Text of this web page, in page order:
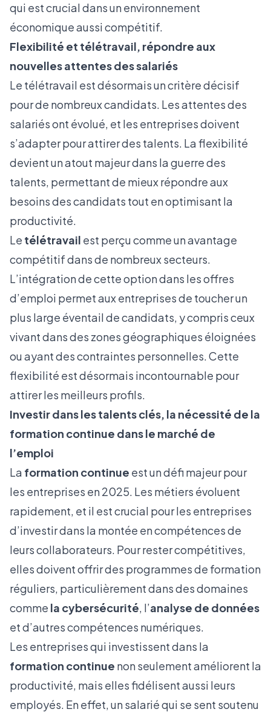
qui est crucial dans un environnement
économique aussi compétitif.
Flexibilité et télétravail, répondre aux
nouvelles attentes des salariés
Le télétravail est désormais un critère décisif
pour de nombreux candidats. Les attentes des
salariés ont évolué, et les entreprises doivent
s’adapter pour attirer des talents. La flexibilité
devient un atout majeur dans la guerre des
talents, permettant de mieux répondre aux
besoins des candidats tout en optimisant la
productivité.
Le télétravail est perçu comme un avantage
compétitif dans de nombreux secteurs.
L’intégration de cette option dans les offres
d’emploi permet aux entreprises de toucher un
plus large éventail de candidats, y compris ceux
vivant dans des zones géographiques éloignées
ou ayant des contraintes personnelles. Cette
flexibilité est désormais incontournable pour
attirer les meilleurs profils.
Investir dans les talents clés, la nécessité de la
formation continue dans le marché de
l’emploi
La formation continue est un défi majeur pour
les entreprises en 2025. Les métiers évoluent
rapidement, et il est crucial pour les entreprises
d’investir dans la montée en compétences de
leurs collaborateurs. Pour rester compétitives,
elles doivent offrir des programmes de formation
réguliers, particulièrement dans des domaines
comme la cybersécurité, l’analyse de données
et d’autres compétences numériques.
Les entreprises qui investissent dans la
formation continue non seulement améliorent la
productivité, mais elles fidélisent aussi leurs
employés. En effet, un salarié qui se sent soutenu